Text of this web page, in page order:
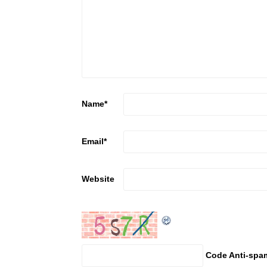
Name*
Email*
Website
Code Anti-